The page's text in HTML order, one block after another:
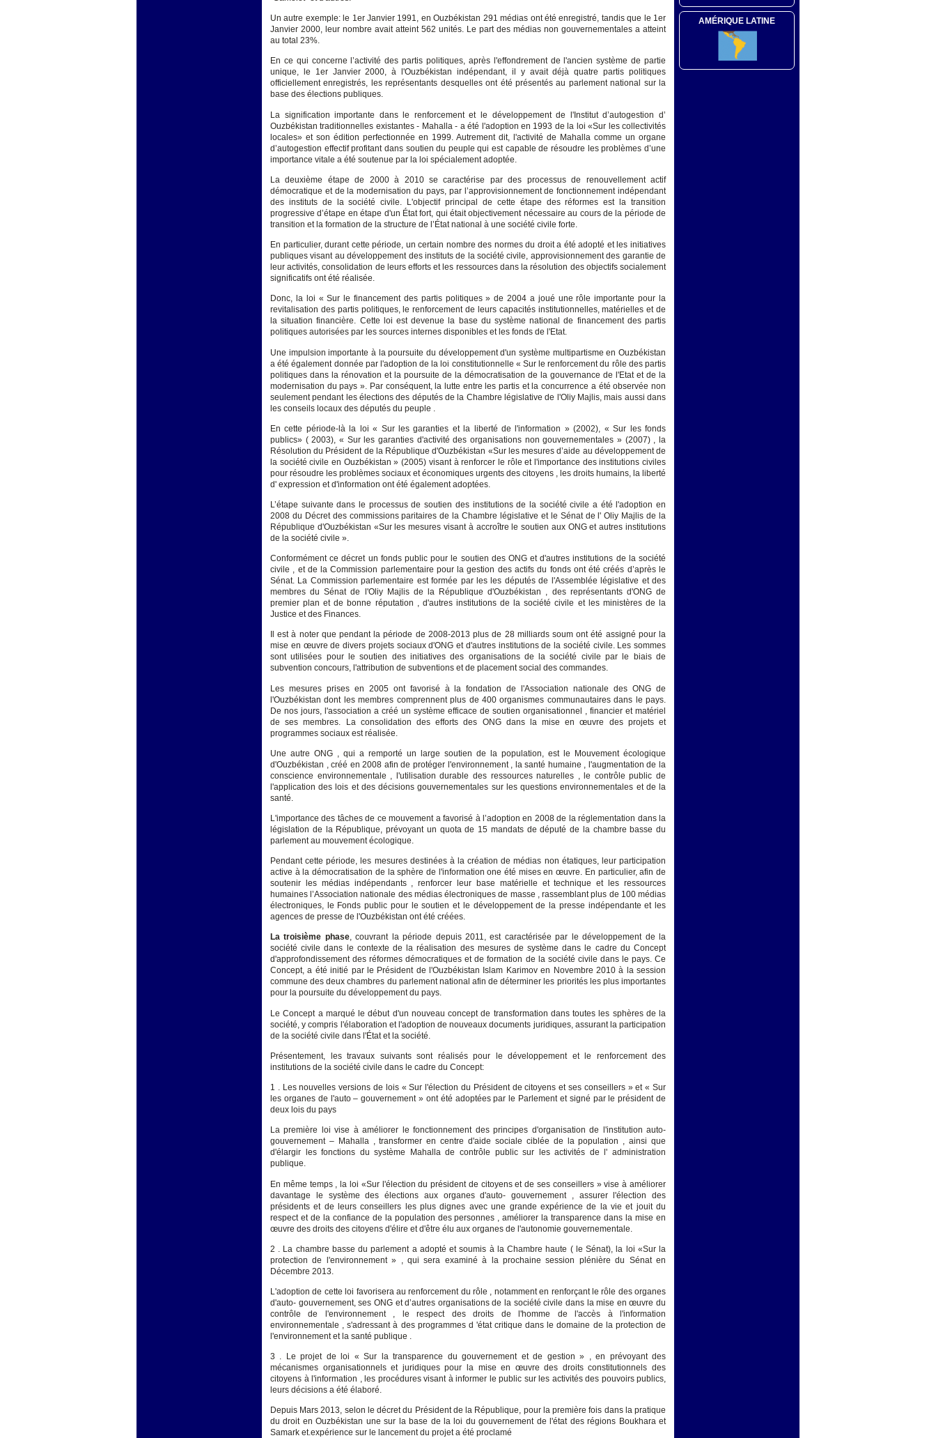
Un autre exemple: le 1er Janvier 1991, en Ouzbékistan 291 médias ont été enregistré, tandis que le 1er
Janvier 2000, leur nombre avait atteint 562 unités. Le part des médias non gouvernementales a atteint
au total 23%.
En ce qui concerne l’activité des partis politiques, après l'effondrement de l'ancien système de partie
unique, le 1er Janvier 2000, à l'Ouzbékistan indépendant, il y avait déjà quatre partis politiques
officiellement enregistrés, les représentants desquelles ont été présentés au parlement national sur la
base des élections publiques.
La signification importante dans le renforcement et le développement de l'Institut d’autogestion d’
Ouzbékistan traditionnelles existantes - Mahalla - a été l'adoption en 1993 de la loi «Sur les collectivités
locales» et son édition perfectionnée en 1999. Autrement dit, l'activité de Mahalla comme un organe
d’autogestion effectif profitant dans soutien du peuple qui est capable de résoudre les problèmes d’une
importance vitale a été soutenue par la loi spécialement adoptée.
La deuxième étape de 2000 à 2010 se caractérise par des processus de renouvellement actif
démocratique et de la modernisation du pays, par l’approvisionnement de fonctionnement indépendant
des instituts de la société civile. L'objectif principal de cette étape des réformes est la transition
progressive d’étape en étape d'un État fort, qui était objectivement nécessaire au cours de la période de
transition et la formation de la structure de l’État national à une société civile forte.
En particulier, durant cette période, un certain nombre des normes du droit a été adopté et les initiatives
publiques visant au développement des instituts de la société civile, approvisionnement des garantie de
leur activités, consolidation de leurs efforts et les ressources dans la résolution des objectifs socialement
significatifs ont été réalisée.
Donc, la loi « Sur le financement des partis politiques » de 2004 a joué une rôle importante pour la
revitalisation des partis politiques, le renforcement de leurs capacités institutionnelles, matérielles et de
la situation financière. Cette loi est devenue la base du système national de financement des partis
politiques autorisées par les sources internes disponibles et les fonds de l'Etat.
Une impulsion importante à la poursuite du développement d'un système multipartisme en Ouzbékistan
a été également donnée par l'adoption de la loi constitutionnelle « Sur le renforcement du rôle des partis
politiques dans la rénovation et la poursuite de la démocratisation de la gouvernance de l'Etat et de la
modernisation du pays ». Par conséquent, la lutte entre les partis et la concurrence a été observée non
seulement pendant les élections des députés de la Chambre législative de l'Oliy Majlis, mais aussi dans
les conseils locaux des députés du peuple .
En cette période-là la loi « Sur les garanties et la liberté de l'information » (2002), « Sur les fonds
publics» ( 2003), « Sur les garanties d'activité des organisations non gouvernementales » (2007) , la
Résolution du Président de la République d'Ouzbékistan «Sur les mesures d’aide au développement de
la société civile en Ouzbékistan » (2005) visant à renforcer le rôle et l'importance des institutions civiles
pour résoudre les problèmes sociaux et économiques urgents des citoyens , les droits humains, la liberté
d' expression et d'information ont été également adoptées.
L’étape suivante dans le processus de soutien des institutions de la société civile a été l'adoption en
2008 du Décret des commissions paritaires de la Chambre législative et le Sénat de l' Oliy Majlis de la
République d'Ouzbékistan «Sur les mesures visant à accroître le soutien aux ONG et autres institutions
de la société civile ».
Conformément ce décret un fonds public pour le soutien des ONG et d'autres institutions de la société
civile , et de la Commission parlementaire pour la gestion des actifs du fonds ont été créés d’après le
Sénat. La Commission parlementaire est formée par les les députés de l'Assemblée législative et des
membres du Sénat de l'Oliy Majlis de la République d'Ouzbékistan , des représentants d'ONG de
premier plan et de bonne réputation , d'autres institutions de la société civile et les ministères de la
Justice et des Finances.
Il est à noter que pendant la période de 2008-2013 plus de 28 milliards soum ont été assigné pour la
mise en œuvre de divers projets sociaux d'ONG et d'autres institutions de la société civile. Les sommes
sont utilisées pour le soutien des initiatives des organisations de la société civile par le biais de
subvention concours, l'attribution de subventions et de placement social des commandes.
Les mesures prises en 2005 ont favorisé à la fondation de l'Association nationale des ONG de
l'Ouzbékistan dont les membres comprennent plus de 400 organismes communautaires dans le pays.
De nos jours, l'association a créé un système efficace de soutien organisationnel , financier et matériel
de ses membres. La consolidation des efforts des ONG dans la mise en œuvre des projets et
programmes sociaux est réalisée.
Une autre ONG , qui a remporté un large soutien de la population, est le Mouvement écologique
d'Ouzbékistan , créé en 2008 afin de protéger l'environnement , la santé humaine , l'augmentation de la
conscience environnementale , l'utilisation durable des ressources naturelles , le contrôle public de
l'application des lois et des décisions gouvernementales sur les questions environnementales et de la
santé.
L'importance des tâches de ce mouvement a favorisé à l’adoption en 2008 de la réglementation dans la
législation de la République, prévoyant un quota de 15 mandats de député de la chambre basse du
parlement au mouvement écologique.
Pendant cette période, les mesures destinées à la création de médias non étatiques, leur participation
active à la démocratisation de la sphère de l'information one été mises en œuvre. En particulier, afin de
soutenir les médias indépendants , renforcer leur base matérielle et technique et les ressources
humaines l’Association nationale des médias électroniques de masse , rassemblant plus de 100 médias
électroniques, le Fonds public pour le soutien et le développement de la presse indépendante et les
agences de presse de l'Ouzbékistan ont été créées.
La troisième phase, couvrant la période depuis 2011, est caractérisée par le développement de la
société civile dans le contexte de la réalisation des mesures de système dans le cadre du Concept
d'approfondissement des réformes démocratiques et de formation de la société civile dans le pays. Ce
Concept, a été initié par le Président de l'Ouzbékistan Islam Karimov en Novembre 2010 à la session
commune des deux chambres du parlement national afin de déterminer les priorités les plus importantes
pour la poursuite du développement du pays.
Le Concept a marqué le début d'un nouveau concept de transformation dans toutes les sphères de la
société, y compris l'élaboration et l'adoption de nouveaux documents juridiques, assurant la participation
de la société civile dans l'État et la société.
Présentement, les travaux suivants sont réalisés pour le développement et le renforcement des
institutions de la société civile dans le cadre du Concept:
1 . Les nouvelles versions de lois « Sur l'élection du Président de citoyens et ses conseillers » et « Sur
les organes de l'auto – gouvernement » ont été adoptées par le Parlement et signé par le président de
deux lois du pays
La première loi vise à améliorer le fonctionnement des principes d'organisation de l'institution auto-
gouvernement – Mahalla , transformer en centre d'aide sociale ciblée de la population , ainsi que
d'élargir les fonctions du système Mahalla de contrôle public sur les activités de l' administration
publique.
En même temps , la loi «Sur l'élection du président de citoyens et de ses conseillers » vise à améliorer
davantage le système des élections aux organes d'auto- gouvernement , assurer l'élection des
présidents et de leurs conseillers les plus dignes avec une grande expérience de la vie et jouit du
respect et de la confiance de la population des personnes , améliorer la transparence dans la mise en
œuvre des droits des citoyens d'élire et d'être élu aux organes de l'autonomie gouvernementale.
2 . La chambre basse du parlement a adopté et soumis à la Chambre haute ( le Sénat), la loi «Sur la
protection de l'environnement » , qui sera examiné à la prochaine session plénière du Sénat en
Décembre 2013.
L'adoption de cette loi favorisera au renforcement du rôle , notamment en renforçant le rôle des organes
d'auto- gouvernement, ses ONG et d’autres organisations de la société civile dans la mise en œuvre du
contrôle de l'environnement , le respect des droits de l'homme de l'accès à l'information
environnementale , s'adressant à des programmes d 'état critique dans le domaine de la protection de
l'environnement et la santé publique .
3 . Le projet de loi « Sur la transparence du gouvernement et de gestion » , en prévoyant des
mécanismes organisationnels et juridiques pour la mise en œuvre des droits constitutionnels des
citoyens à l'information , les procédures visant à informer le public sur les activités des pouvoirs publics,
leurs décisions a été élaboré.
Depuis Mars 2013, selon le décret du Président de la République, pour la première fois dans la pratique
du droit en Ouzbékistan une sur la base de la loi du gouvernement de l'état des régions Boukhara et
Samark et.expérience sur le lancement du projet a été proclamé
AMÉRIQUE LATINE